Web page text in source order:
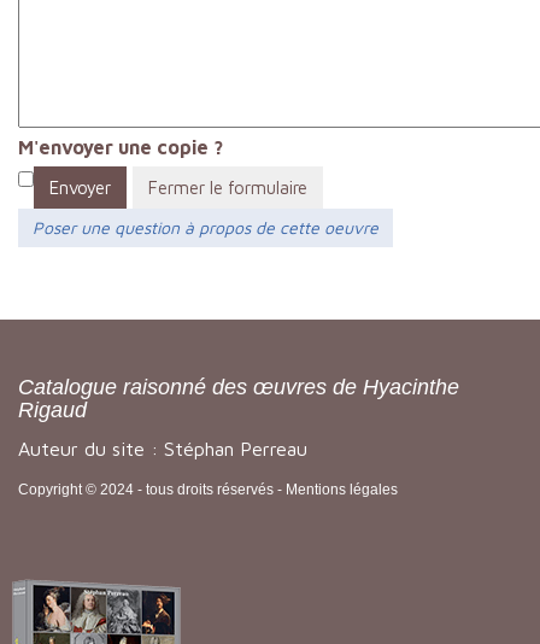
M'envoyer une copie ?
Envoyer
Fermer le formulaire
Poser une question à propos de cette oeuvre
Catalogue raisonné des œuvres de Hyacinthe
Rigaud
Auteur du site : Stéphan Perreau
Copyright © 2024 - tous droits réservés - Mentions légales